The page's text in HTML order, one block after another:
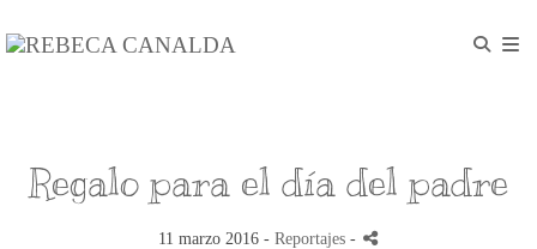
Regalo para el día del padre
11 marzo 2016 - Reportajes-